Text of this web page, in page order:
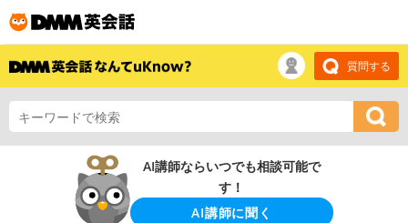
質問する
AI講師ならいつでも相談可能で
す！
AI講師に聞く